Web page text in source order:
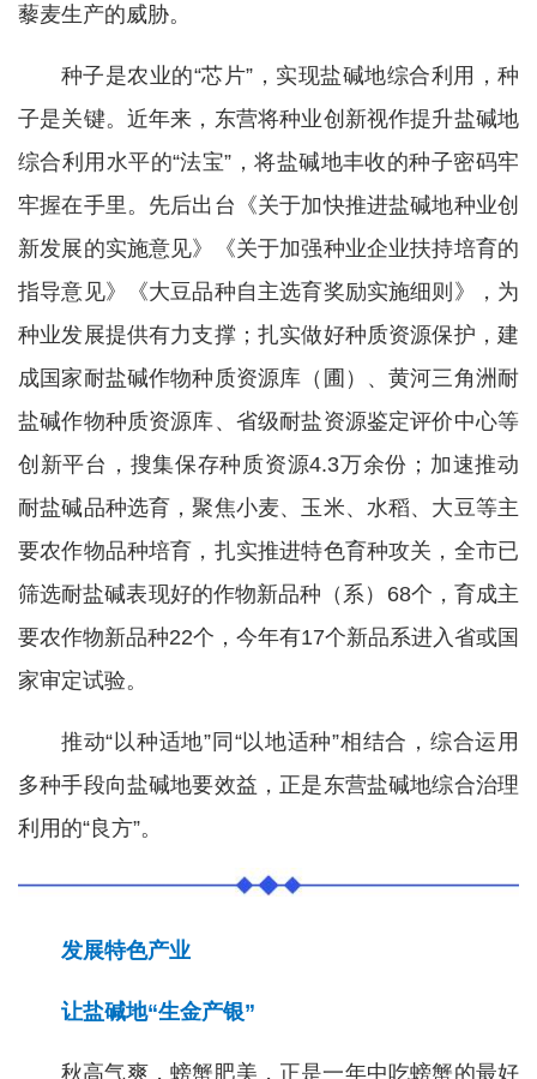
藜麦生产的威胁。
种子是农业的“芯片”，实现盐碱地综合利用，种
子是关键。近年来，东营将种业创新视作提升盐碱地
综合利用水平的“法宝”，将盐碱地丰收的种子密码牢
牢握在手里。先后出台《关于加快推进盐碱地种业创
新发展的实施意见》《关于加强种业企业扶持培育的
指导意见》《大豆品种自主选育奖励实施细则》，为
种业发展提供有力支撑；扎实做好种质资源保护，建
成国家耐盐碱作物种质资源库（圃）、黄河三角洲耐
盐碱作物种质资源库、省级耐盐资源鉴定评价中心等
创新平台，搜集保存种质资源4.3万余份；加速推动
耐盐碱品种选育，聚焦小麦、玉米、水稻、大豆等主
要农作物品种培育，扎实推进特色育种攻关，全市已
筛选耐盐碱表现好的作物新品种（系）68个，育成主
要农作物新品种22个，今年有17个新品系进入省或国
家审定试验。
推动“以种适地”同“以地适种”相结合，综合运用
多种手段向盐碱地要效益，正是东营盐碱地综合治理
利用的“良方”。
发展特色产业
让盐碱地“生金产银”
秋高气爽，螃蟹肥美，正是一年中吃螃蟹的最好